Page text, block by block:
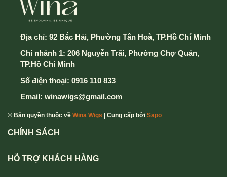
5. Điền thông tin và chọn hình thức thành toán & vận
chuyển
6. Cuối cùng chọn nút Xác Nhận Gửi Đơn hàng để
hoàn thành
hotline0916 110 833 - 0357 833 699
Địa chỉ: 92 Bắc Hải, Phường Tân Hoà, TP.Hồ Chí Minh
Chi nhánh 1: 206 Nguyễn Trãi, Phường Chợ Quán,
TP.Hồ Chí Minh
Số điện thoại: 0916 110 833
Email: winawigs@gmail.com
© Bản quyền thuộc về Wina Wigs | Cung cấp bởi Sapo
CHÍNH SÁCH
HỖ TRỢ KHÁCH HÀNG